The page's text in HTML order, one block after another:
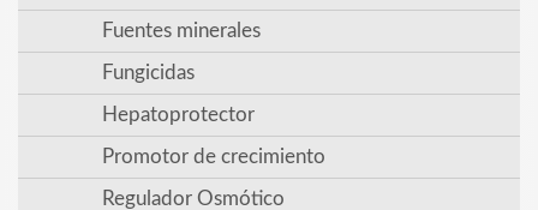
Fuentes minerales
Fungicidas
Hepatoprotector
Promotor de crecimiento
Regulador Osmótico